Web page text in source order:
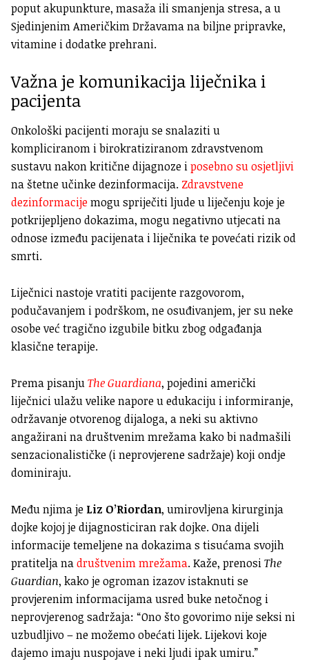
poput akupunkture, masaža ili smanjenja stresa, a u
Sjedinjenim Američkim Državama na biljne pripravke,
vitamine i dodatke prehrani.
Važna je komunikacija liječnika i
pacijenta
Onkološki pacijenti moraju se snalaziti u
kompliciranom i birokratiziranom zdravstvenom
sustavu nakon kritične dijagnoze iposebno su osjetljivi
na štetne učinke dezinformacija. Zdravstvene
dezinformacijemogu spriječiti ljude u liječenju koje je
potkrijepljeno dokazima, mogu negativno utjecati na
odnose između pacijenata i liječnika te povećati rizik od
smrti.
Liječnici nastoje vratiti pacijente razgovorom,
podučavanjem i podrškom, ne osuđivanjem, jer su neke
osobe već tragično izgubile bitku zbog odgađanja
klasične terapije.
Prema pisanjuThe Guardiana, pojedini američki
liječnici ulažu velike napore u edukaciju i informiranje,
održavanje otvorenog dijaloga, a neki su aktivno
angažirani na društvenim mrežama kako bi nadmašili
senzacionalističke (i neprovjerene sadržaje) koji ondje
dominiraju.
Među njima je Liz O’Riordan, umirovljena kirurginja
dojke kojoj je dijagnosticiran rak dojke. Ona dijeli
informacije temeljene na dokazima s tisućama svojih
pratitelja nadruštvenim mrežama. Kaže, prenosiThe
Guardian, kako je ogroman izazov istaknuti se
provjerenim informacijama usred buke netočnog i
neprovjerenog sadržaja: “Ono što govorimo nije seksi ni
uzbudljivo – ne možemo obećati lijek. Lijekovi koje
dajemo imaju nuspojave i neki ljudi ipak umiru.”